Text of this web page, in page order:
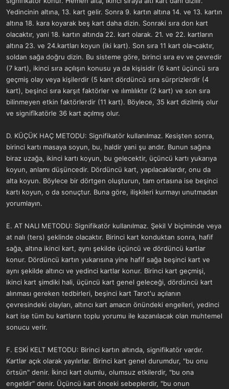
Yedincinin altına, 13. kart gelir. Sonra 9. kartın altına 14. ve 13. kartın
altına 18. kara koyarak beş kart daha dizin. Sonraki sıra don kart
olacaktır, yani 18. kartın altında 22. kart olarak. 21. ve 22. kartların
altına 23. ve 24.kartları koyun (iki kart). Son sıra 11 kart ola¬caktır,
soldan sağa doğru dizin. Bu sisteme göre, birinci sıra ev ve çevredir
(7 kart), ikinci sıra açılışın konusu ya da kişisidir (6 kant üçüncü sıra
geçmiş olay veya kişilerdir (5 kant dördüncü sıra sürprizlerdir (4
kart), beşinci sıra karşıt faktörler ve ılımlılıktır (2 kart) ve son sıra
bilinmeyen etkin faktörlerdir (11 kart). Böylece, 35 kart dizilmiş olur
ve signifîkatörle 36 kart açılmış olur.
D. KÜÇÜK HAÇ METODU: Signifikatör kullanılmaz. Kesişten sonra,
birinci kartı masaya soyun, bu, haldir yani şu andır. Bunun sağına
biraz uzağa, ikinci kartı koyun, bu gelecektir, üçüncü kartı yukarıya
koyun, anlamı düşüncedir. Dördüncü kart, yapılacaklardır, onu da
alta koyun. Böylece bir dörtgen oluşturun, tam ortasına ise beşinci
kartı koyun, o da sonuçtur. Buna göre, ilişkileri kurmayı unutmadan
yorumlayın.
E. AT NALI METODU: Signifikatör kullanılmaz. Şekil V biçiminde veya
at nalı (ters) şeklinde olacaktır. Birinci kart konduktan sonra, hafif
sağa, altına ikinci kart, aynı şekilde üçüncü ve dördüncü kartlar
konur. Dördüncü kartın yukarısına yine hafif sağa beşinci kart ve
aynı şekilde altıncı ve yedinci kartlar konur. Birinci kart geçmişi,
ikinci kart şimdiki hali, üçüncü kart genel geleceği, dördüncü kart
alınması gereken tedbirleri, beşinci kart Tarot'u açılanın
çevresindeki olayları, altıncı kart amacın önündeki engelleri, yedinci
kart ise tüm bu kartların toplu yorumu ile kazanılacak olan muhtemel
sonucu verir.
F. ESKİ KELT METODU: Birinci kartın altında, signifikatör vardır.
Kartlar açık olarak yayılırlar. Birinci kart genel durumdur, "bu onu
örtsün" denir. İkinci kart olumlu, olumsuz etkilerdir, "bu ona
engeldir" denir. Üçüncü kart önceki sebeplerdir, "bu onun